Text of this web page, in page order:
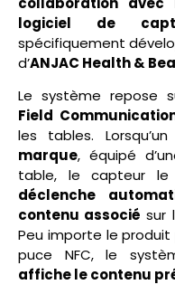
logiciel de
spécifiquement
d’ANJAC Health &
Le système repose
Field
les tables. Lorsqu’un
marque, équipé
table, le capteur
déclenche
contenu associé sur
Peu importe le
puce NFC, le
affiche le contenu